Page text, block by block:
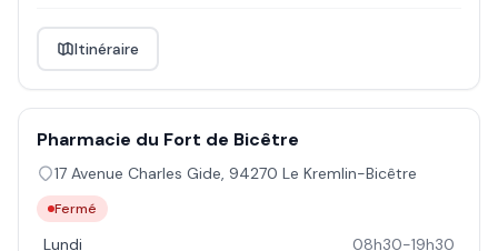
Itinéraire
Pharmacie du Fort de Bicêtre
17 Avenue Charles Gide, 94270 Le Kremlin-Bicêtre
Fermé
Lundi 08h30-19h30